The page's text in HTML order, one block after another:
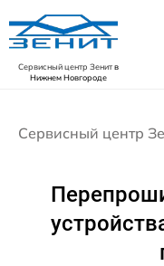
Сервисный центр Зенитв
Нижнем Новгороде
Сервисный центр